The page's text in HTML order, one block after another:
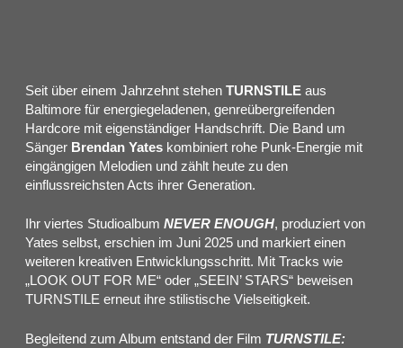
Seit über einem Jahrzehnt stehen TURNSTILE aus
Baltimore für energiegeladenen, genreübergreifenden
Hardcore mit eigenständiger Handschrift. Die Band um
Sänger Brendan Yates kombiniert rohe Punk-Energie mit
eingängigen Melodien und zählt heute zu den
einflussreichsten Acts ihrer Generation.
Ihr viertes Studioalbum NEVER ENOUGH, produziert von
Yates selbst, erschien im Juni 2025 und markiert einen
weiteren kreativen Entwicklungsschritt. Mit Tracks wie
„LOOK OUT FOR ME“ oder „SEEIN’ STARS“ beweisen
TURNSTILE erneut ihre stilistische Vielseitigkeit.
Begleitend zum Album entstand der Film TURNSTILE: